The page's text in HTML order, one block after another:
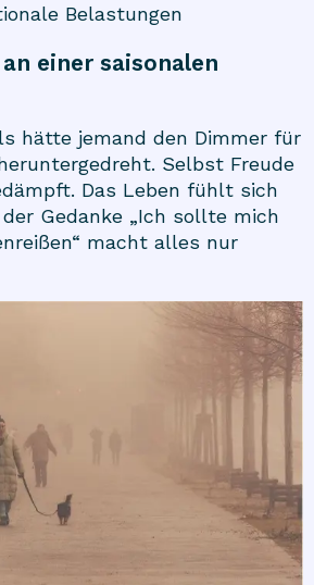
Belastungen
einer saisonalen
hätte jemand den Dimmer für
Selbst Freude
Das Leben fühlt sich
Gedanke „Ich sollte mich
macht alles nur